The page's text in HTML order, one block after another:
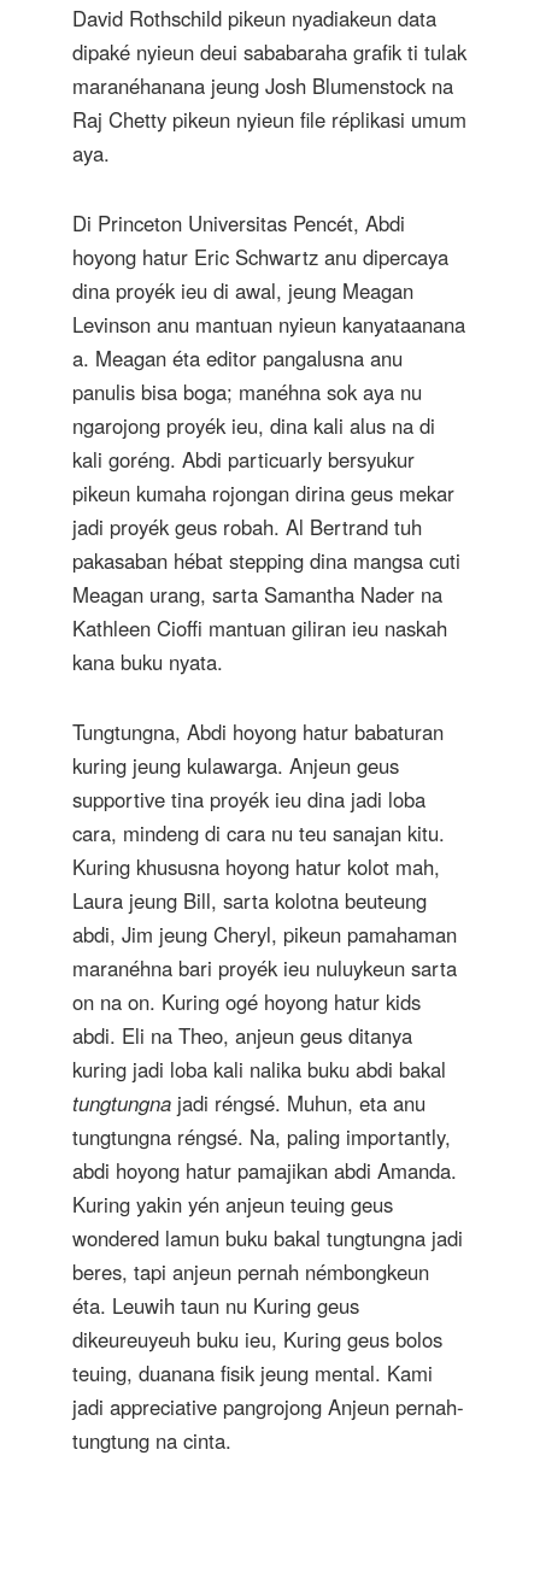
David Rothschild pikeun nyadiakeun data
dipaké nyieun deui sababaraha grafik ti tulak
maranéhanana jeung Josh Blumenstock na
Raj Chetty pikeun nyieun file réplikasi umum
aya.
Di Princeton Universitas Pencét, Abdi
hoyong hatur Eric Schwartz anu dipercaya
dina proyék ieu di awal, jeung Meagan
Levinson anu mantuan nyieun kanyataanana
a. Meagan éta editor pangalusna anu
panulis bisa boga; manéhna sok aya nu
ngarojong proyék ieu, dina kali alus na di
kali goréng. Abdi particuarly bersyukur
pikeun kumaha rojongan dirina geus mekar
jadi proyék geus robah. Al Bertrand tuh
pakasaban hébat stepping dina mangsa cuti
Meagan urang, sarta Samantha Nader na
Kathleen Cioffi mantuan giliran ieu naskah
kana buku nyata.
Tungtungna, Abdi hoyong hatur babaturan
kuring jeung kulawarga. Anjeun geus
supportive tina proyék ieu dina jadi loba
cara, mindeng di cara nu teu sanajan kitu.
Kuring khususna hoyong hatur kolot mah,
Laura jeung Bill, sarta kolotna beuteung
abdi, Jim jeung Cheryl, pikeun pamahaman
maranéhna bari proyék ieu nuluykeun sarta
on na on. Kuring ogé hoyong hatur kids
abdi. Eli na Theo, anjeun geus ditanya
kuring jadi loba kali nalika buku abdi bakal
tungtungna jadi réngsé. Muhun, eta anu
tungtungna réngsé. Na, paling importantly,
abdi hoyong hatur pamajikan abdi Amanda.
Kuring yakin yén anjeun teuing geus
wondered lamun buku bakal tungtungna jadi
beres, tapi anjeun pernah némbongkeun
éta. Leuwih taun nu Kuring geus
dikeureuyeuh buku ieu, Kuring geus bolos
teuing, duanana fisik jeung mental. Kami
jadi appreciative pangrojong Anjeun pernah-
tungtung na cinta.